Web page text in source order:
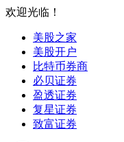
欢迎光临！
美股之家
美股开户
比特币券商
必贝证券
盈透证券
复星证券
致富证券